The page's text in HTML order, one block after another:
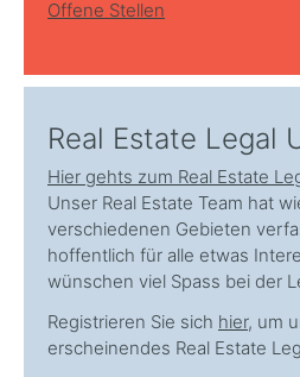
Offene Stellen
Real Estate Legal
Hier gehts zum Real Estate
Unser Real Estate Team hat
verschiedenen Gebieten
hoffentlich für alle etwas
wünschen viel Spass bei der
Registrieren Sie sich hier, um
erscheinendes Real Estate